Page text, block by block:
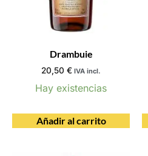
Drambuie
20,50 € IVA incl.
Hay existencias
Añadir al carrito